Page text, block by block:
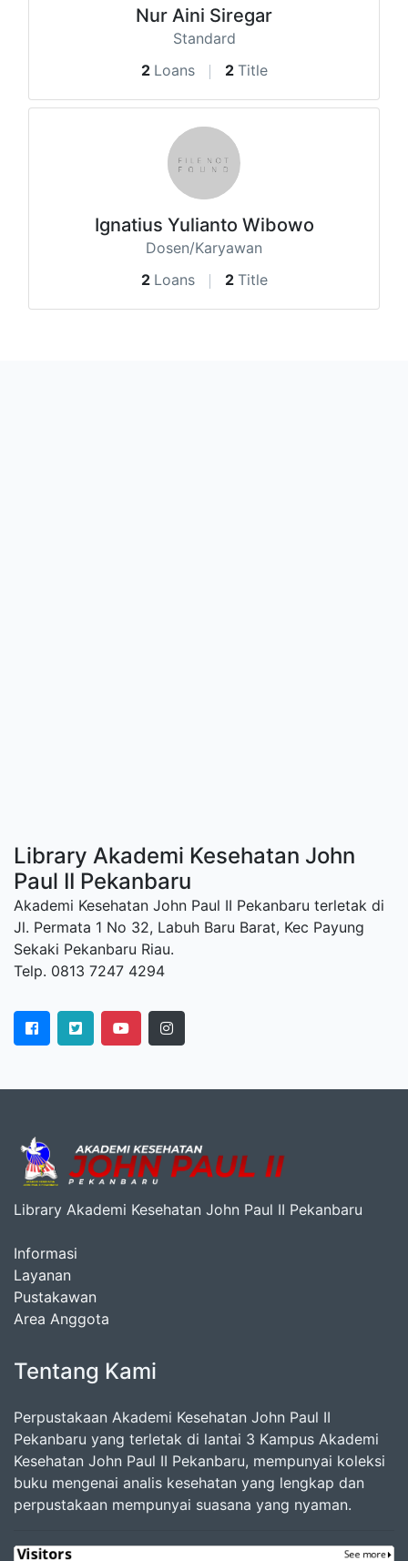
Nur Aini Siregar
Standard
2 Loans 2 Title
Ignatius Yulianto Wibowo
Dosen/Karyawan
2 Loans 2 Title
Library Akademi Kesehatan John
Paul II Pekanbaru
Akademi Kesehatan John Paul II Pekanbaru terletak di
Jl. Permata 1 No 32, Labuh Baru Barat, Kec Payung
Sekaki Pekanbaru Riau.
Telp. 0813 7247 4294
Library Akademi Kesehatan John Paul II Pekanbaru
Informasi
Layanan
Pustakawan
Area Anggota
Tentang Kami
Perpustakaan Akademi Kesehatan John Paul II
Pekanbaru yang terletak di lantai 3 Kampus Akademi
Kesehatan John Paul II Pekanbaru, mempunyai koleksi
buku mengenai analis kesehatan yang lengkap dan
perpustakaan mempunyai suasana yang nyaman.